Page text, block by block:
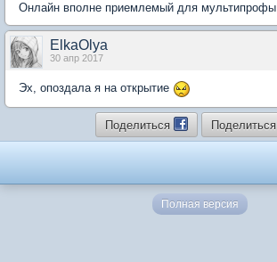
Онлайн вполне приемлемый для мультипрофы
ElkaOlya
30 апр 2017
Эх, опоздала я на открытие
Поделиться Поделиться
Полная версия